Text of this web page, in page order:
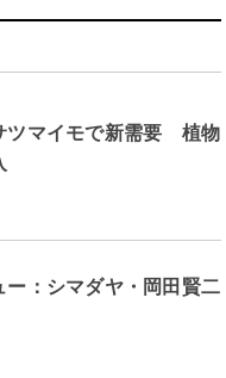
ツマイモで新需要 植物
ー：シマダヤ・岡田賢二